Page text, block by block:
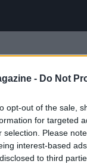
- Do Not
opt-out of the sale,
for targeted
selection. Please
interest-based
to third
a
come
figli, la coppia
come